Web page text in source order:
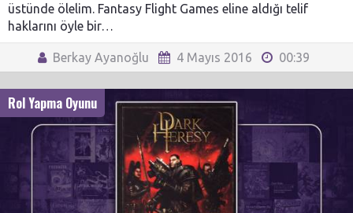
üstünde ölelim. Fantasy Flight Games eline aldığı telif
haklarını öyle bir…
Berkay Ayanoğlu 4 Mayıs 2016 00:39
Rol Yapma Oyunu